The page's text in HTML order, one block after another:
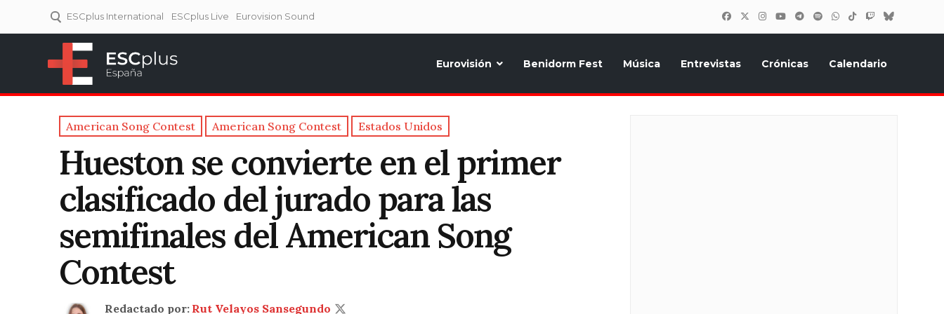
ESCplus International ESCplus Live Eurovision Sound
Eurovisión Benidorm Fest Música Entrevistas Crónicas Calendario
American Song Contest American Song Contest Estados Unidos
Hueston se convierte en el primer
clasificado del jurado para las
semifinales del American Song
Contest
Redactado por: Rut Velayos Sansegundo